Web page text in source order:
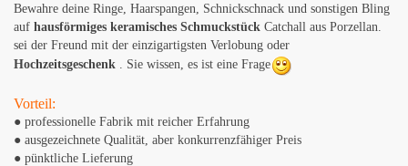
Bewahre deine Ringe, Haarspangen, Schnickschnack und sonstigen Bling
auf hausförmiges keramisches Schmuckstück Catchall aus Porzellan.
sei der Freund mit der einzigartigsten Verlobung oder
Hochzeitsgeschenk . Sie wissen, es ist eine Frage
Vorteil:
● professionelle Fabrik mit reicher Erfahrung
● ausgezeichnete Qualität, aber konkurrenzfähiger Preis
● pünktliche Lieferung